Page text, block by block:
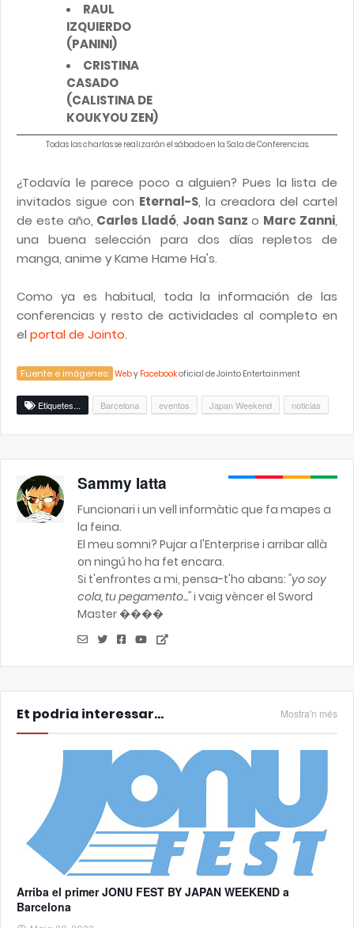
RAUL
IZQUIERDO
(PANINI)
CRISTINA
CASADO
(CALISTINA DE
KOUKYOU ZEN)
Todas las charlas se realizarán el sábado en la Sala de Conferencias.
¿Todavía le parece poco a alguien? Pues la lista de
invitados sigue con Eternal-S, la creadora del cartel
de este año, Carles Lladó, Joan Sanz o Marc Zanni,
una buena selección para dos días repletos de
manga, anime y Kame Hame Ha's.
Como ya es habitual, toda la información de las
conferencias y resto de actividades al completo en
el portal de Jointo.
Fuente e imágenes: Weby Facebookoficial de Jointo Entertainment
Etiquetes... Barcelona eventos Japan Weekend noticias
Sammy Iatta
Funcionari i un vell informàtic que fa mapes a
la feina.
El meu somni? Pujar a l'Enterprise i arribar allà
on ningú ho ha fet encara.
Si t'enfrontes a mi, pensa-t'ho abans: "yo soy
cola, tu pegamento..."i vaig vèncer el Sword
Master ����
Et podria interessar... Mostra'n més
Arriba el primer JONU FEST BY JAPAN WEEKEND a
Barcelona